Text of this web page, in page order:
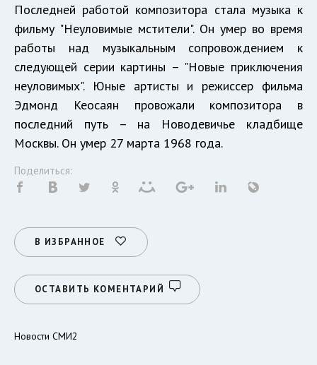
Последней работой композитора стала музыка к
фильму "Неуловимые мстители". Он умер во время
работы над музыкальным сопровождением к
следующей серии картины – "Новые приключения
неуловимых". Юные артисты и режиссер фильма
Эдмонд Кеосаян провожали композитора в
последний путь – на Новодевичье кладбище
Москвы. Он умер 27 марта 1968 года.
Поделиться:
В ИЗБРАННОЕ
ОСТАВИТЬ КОМЕНТАРИЙ
Новости СМИ2